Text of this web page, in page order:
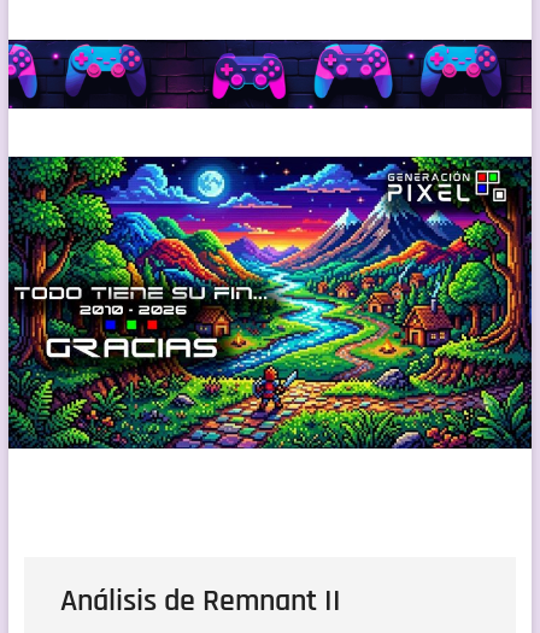
Análisis de Remnant II